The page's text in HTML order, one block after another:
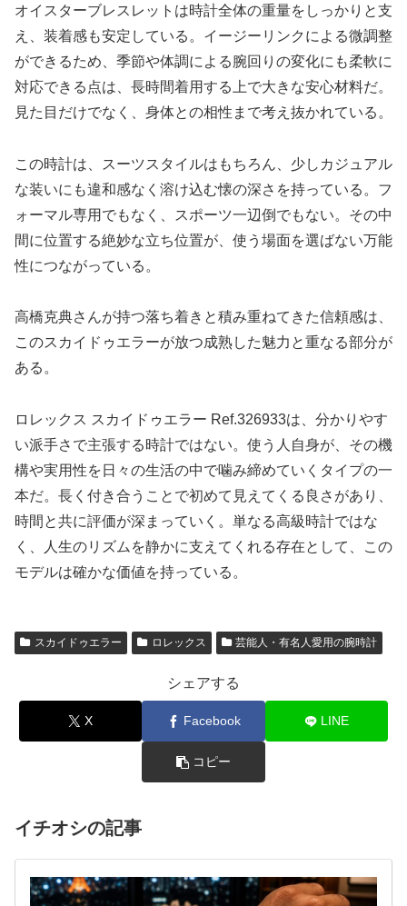
オイスターブレスレットは時計全体の重量をしっかりと支
え、装着感も安定している。イージーリンクによる微調整
ができるため、季節や体調による腕回りの変化にも柔軟に
対応できる点は、長時間着用する上で大きな安心材料だ。
見た目だけでなく、身体との相性まで考え抜かれている。
この時計は、スーツスタイルはもちろん、少しカジュアル
な装いにも違和感なく溶け込む懐の深さを持っている。フ
ォーマル専用でもなく、スポーツ一辺倒でもない。その中
間に位置する絶妙な立ち位置が、使う場面を選ばない万能
性につながっている。
高橋克典さんが持つ落ち着きと積み重ねてきた信頼感は、
このスカイドゥエラーが放つ成熟した魅力と重なる部分が
ある。
ロレックス スカイドゥエラー Ref.326933は、分かりやす
い派手さで主張する時計ではない。使う人自身が、その機
構や実用性を日々の生活の中で噛み締めていくタイプの一
本だ。長く付き合うことで初めて見えてくる良さがあり、
時間と共に評価が深まっていく。単なる高級時計ではな
く、人生のリズムを静かに支えてくれる存在として、この
モデルは確かな価値を持っている。
スカイドゥエラー ロレックス 芸能人・有名人愛用の腕時計
シェアする
X Facebook LINE
コピー
イチオシの記事